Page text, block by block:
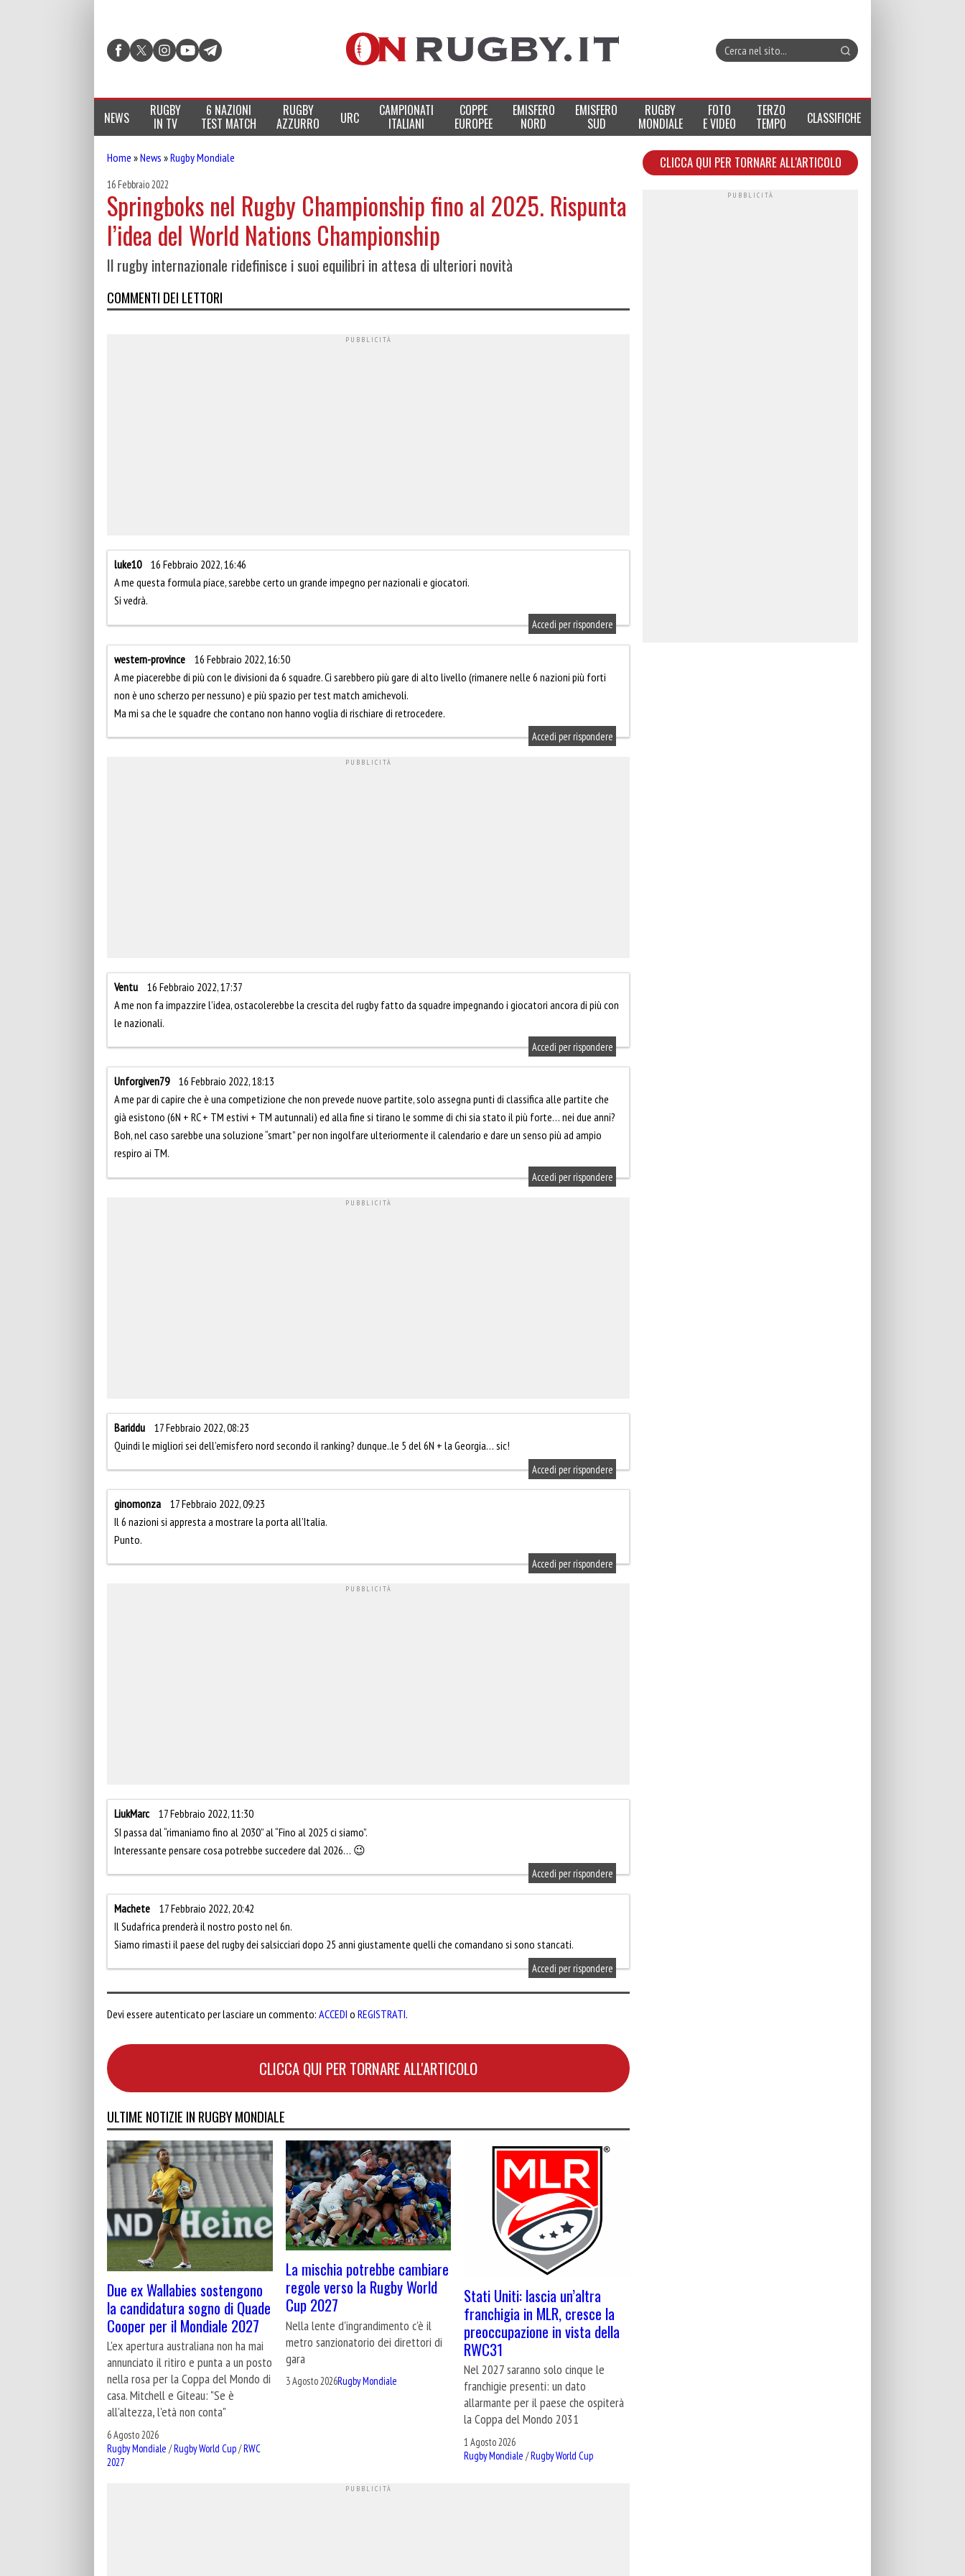
NEWS RUGBY
IN TV
6 NAZIONI
TEST MATCH
RUGBY
AZZURRO URC CAMPIONATI
ITALIANI
COPPE
EUROPEE
EMISFERO
NORD
EMISFERO
SUD
RUGBY
MONDIALE
FOTO
E VIDEO
TERZO
TEMPO CLASSIFICHE
Home »News »Rugby Mondiale
16 Febbraio 2022
Springboks nel Rugby Championship fino al 2025. Rispunta
l’idea del World Nations Championship
Il rugby internazionale ridefinisce i suoi equilibri in attesa di ulteriori novità
COMMENTI DEI LETTORI
luke10
16 Febbraio 2022, 16:46
A me questa formula piace, sarebbe certo un grande impegno per nazionali e giocatori.
Si vedrà.
Accedi per rispondere
western-province
16 Febbraio 2022, 16:50
A me piacerebbe di più con le divisioni da 6 squadre. Ci sarebbero più gare di alto livello (rimanere nelle 6 nazioni più forti
non è uno scherzo per nessuno) e più spazio per test match amichevoli.
Ma mi sa che le squadre che contano non hanno voglia di rischiare di retrocedere.
Accedi per rispondere
Ventu
16 Febbraio 2022, 17:37
A me non fa impazzire l’idea, ostacolerebbe la crescita del rugby fatto da squadre impegnando i giocatori ancora di più con
le nazionali.
Accedi per rispondere
Unforgiven79
16 Febbraio 2022, 18:13
A me par di capire che è una competizione che non prevede nuove partite, solo assegna punti di classifica alle partite che
già esistono (6N + RC + TM estivi + TM autunnali) ed alla fine si tirano le somme di chi sia stato il più forte… nei due anni?
Boh, nel caso sarebbe una soluzione “smart” per non ingolfare ulteriormente il calendario e dare un senso più ad ampio
respiro ai TM.
Accedi per rispondere
Bariddu
17 Febbraio 2022, 08:23
Quindi le migliori sei dell’emisfero nord secondo il ranking? dunque..le 5 del 6N + la Georgia… sic!
Accedi per rispondere
ginomonza
17 Febbraio 2022, 09:23
Il 6 nazioni si appresta a mostrare la porta all’Italia.
Punto.
Accedi per rispondere
LiukMarc
17 Febbraio 2022, 11:30
SI passa dal “rimaniamo fino al 2030” al “Fino al 2025 ci siamo”.
Interessante pensare cosa potrebbe succedere dal 2026… 😉
Accedi per rispondere
Machete
17 Febbraio 2022, 20:42
Il Sudafrica prenderà il nostro posto nel 6n.
Siamo rimasti il paese del rugby dei salsicciari dopo 25 anni giustamente quelli che comandano si sono stancati.
Accedi per rispondere
Devi essere autenticato per lasciare un commento: ACCEDI o REGISTRATI.
CLICCA QUI PER TORNARE ALL'ARTICOLO
ULTIME NOTIZIE IN RUGBY MONDIALE
Due ex Wallabies sostengono
la candidatura sogno di Quade
Cooper per il Mondiale 2027
L'ex apertura australiana non ha mai
annunciato il ritiro e punta a un posto
nella rosa per la Coppa del Mondo di
casa. Mitchell e Giteau: "Se è
all'altezza, l'età non conta"
6 Agosto 2026
Rugby Mondiale /Rugby World Cup/RWC
2027
La mischia potrebbe cambiare
regole verso la Rugby World
Cup 2027
Nella lente d'ingrandimento c'è il
metro sanzionatorio dei direttori di
gara
3 Agosto 2026Rugby Mondiale
Stati Uniti: lascia un’altra
franchigia in MLR, cresce la
preoccupazione in vista della
RWC31
Nel 2027 saranno solo cinque le
franchigie presenti: un dato
allarmante per il paese che ospiterà
la Coppa del Mondo 2031
1 Agosto 2026
Rugby Mondiale /Rugby World Cup
CLICCA QUI PER TORNARE ALL'ARTICOLO